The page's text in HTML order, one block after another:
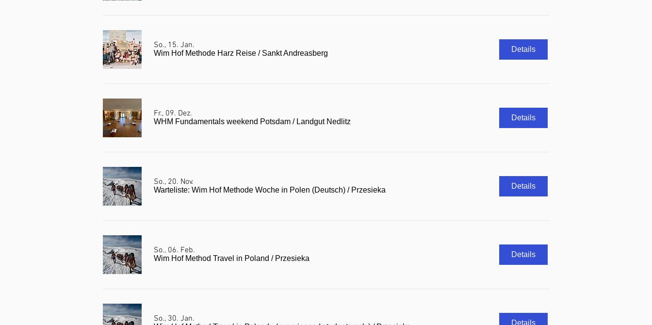
So., 15. Jan.
Wim Hof Methode Harz Reise / Sankt Andreasberg Details
Fr., 09. Dez.
WHM Fundamentals weekend Potsdam / Landgut Nedlitz Details
So., 20. Nov.
Warteliste: Wim Hof Methode Woche in Polen (Deutsch) / Przesieka Details
So., 06. Feb.
Wim Hof Method Travel in Poland / Przesieka Details
So., 30. Jan. Details